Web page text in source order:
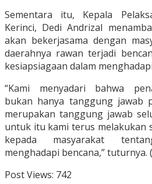
Sementara itu, Kepala
Kerinci, Dedi Andrizal
akan bekerjasama dengan
daerahnya rawan terjadi
kesiapsiagaan dalam
“Kami menyadari bahwa
bukan hanya tanggung jawab
merupakan tanggung jawab
untuk itu kami terus melakukan
kepada masyarakat
menghadapi bencana,” tuturnya.
Post Views: 742